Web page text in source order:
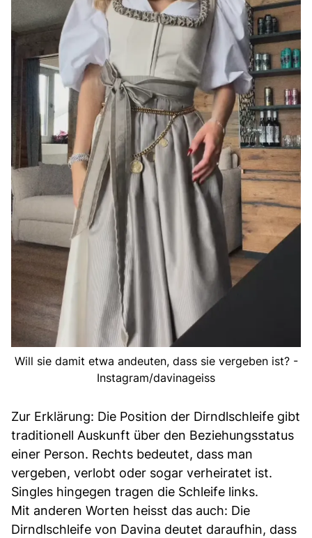
Will sie damit etwa andeuten, dass sie vergeben ist? -
Instagram/davinageiss
Zur Erklärung: Die Position der Dirndlschleife gibt
traditionell Auskunft über den Beziehungsstatus
einer Person. Rechts bedeutet, dass man
vergeben, verlobt oder sogar verheiratet ist.
Singles hingegen tragen die Schleife links.
Mit anderen Worten heisst das auch: Die
Dirndlschleife von Davina deutet daraufhin, dass